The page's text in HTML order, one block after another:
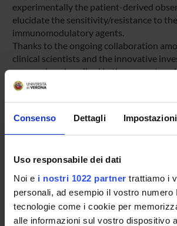
Consenso Dettagli
Uso responsabile dei dati
Noi e i nostri 1022 partner trattiamo i
personali, ad esempio il vostro numero
tecnologie come i cookie per
alle informazioni sul vostro dispositivo
experimentally the patient-derived
elucidate the sensitivity/resistance to
immunomodulatory agents.
Thanks to the ongoing collaboration
clinical scientists and the innovative
approaches described in the present
novel insights on cancer immune
restrain the efficacy of targeted
natural history of many oncologic
patients’ clinical outcome.
PARTECIPANTI AL PROGETTO